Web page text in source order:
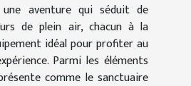
aventure qui séduit de
de plein air, chacun à la
idéal pour profiter au
Parmi les éléments
comme le sanctuaire